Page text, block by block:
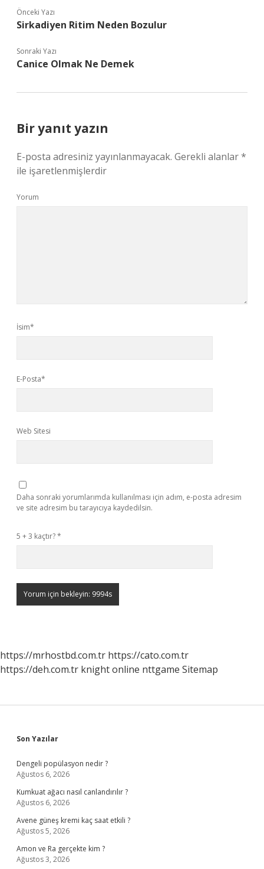
Önceki Yazı
Sirkadiyen Ritim Neden Bozulur
Sonraki Yazı
Canice Olmak Ne Demek
Bir yanıt yazın
E-posta adresiniz yayınlanmayacak. Gerekli alanlar*
ile işaretlenmişlerdir
Yorum
İsim*
E-Posta*
Web Sitesi
Daha sonraki yorumlarımda kullanılması için adım, e-posta adresim
ve site adresim bu tarayıcıya kaydedilsin.
5 + 3 kaçtır?*
https://mrhostbd.com.tr https://cato.com.tr
https://deh.com.tr knight online nttgame Sitemap
Sidebar
Son Yazılar
Dengeli popülasyon nedir ?
Ağustos 6, 2026
Kumkuat ağacı nasıl canlandırılır ?
Ağustos 6, 2026
Avene güneş kremi kaç saat etkili ?
Ağustos 5, 2026
Amon ve Ra gerçekte kim ?
Ağustos 3, 2026